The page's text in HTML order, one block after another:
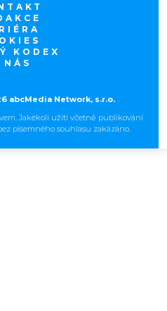
KODEX
NÁS
abcMedia Network, s.r.o.
Jakékoli užití včetně publikování
písemného souhlasu zakázáno.